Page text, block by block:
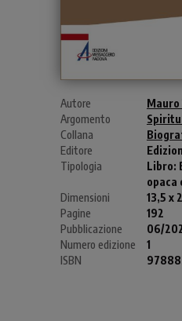
Autore
Argomento
Collana
Editore
Tipologia
Libro:
opaca
Dimensioni
13,5 x
Pagine
192
Pubblicazione
06/
Numero edizione
1
ISBN